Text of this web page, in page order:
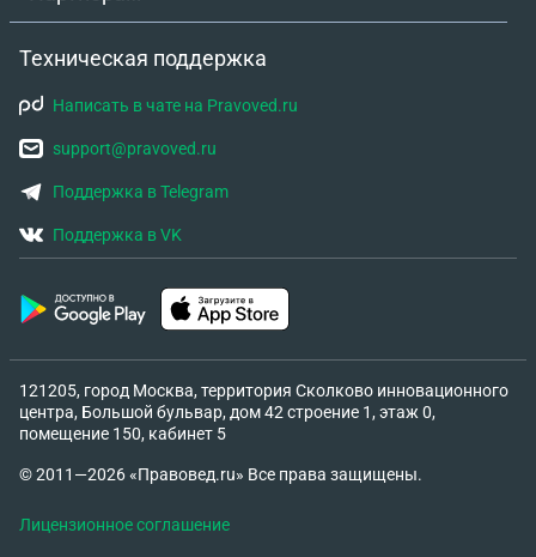
Техническая поддержка
Написать в чате на Pravoved.ru
support@pravoved.ru
Поддержка в Telegram
Поддержка в VK
121205, город Москва, территория Сколково инновационного
центра, Большой бульвар, дом 42 строение 1, этаж 0,
помещение 150, кабинет 5
© 2011—2026 «Правовед.ru» Все права защищены.
Лицензионное соглашение